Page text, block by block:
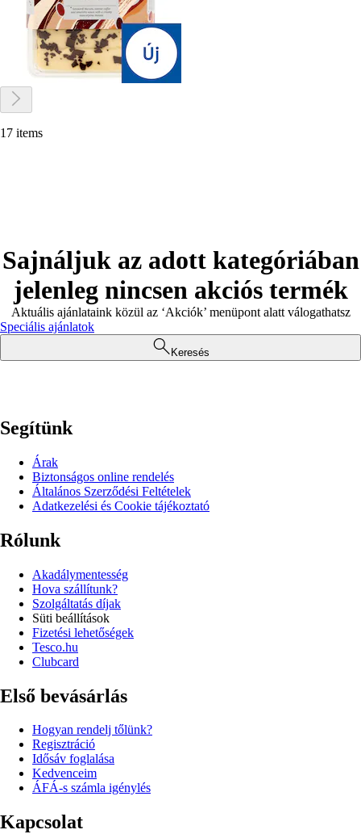
17 items
Sajnáljuk az adott kategóriában
jelenleg nincsen akciós termék
Aktuális ajánlataink közül az ‘Akciók’ menüpont alatt válogathatsz
Speciális ajánlatok
Keresés
Segítünk
Árak
Biztonságos online rendelés
Általános Szerződési Feltételek
Adatkezelési és Cookie tájékoztató
Rólunk
Akadálymentesség
Hova szállítunk?
Szolgáltatás díjak
Süti beállítások
Fizetési lehetőségek
Tesco.hu
Clubcard
Első bevásárlás
Hogyan rendelj tőlünk?
Regisztráció
Idősáv foglalása
Kedvenceim
ÁFÁ-s számla igénylés
Kapcsolat